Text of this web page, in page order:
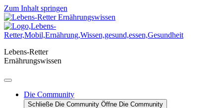
Zum Inhalt springen
Lebens-Retter
Ernährungswissen
Die Community
Schließe Die Community Öffne Die Community